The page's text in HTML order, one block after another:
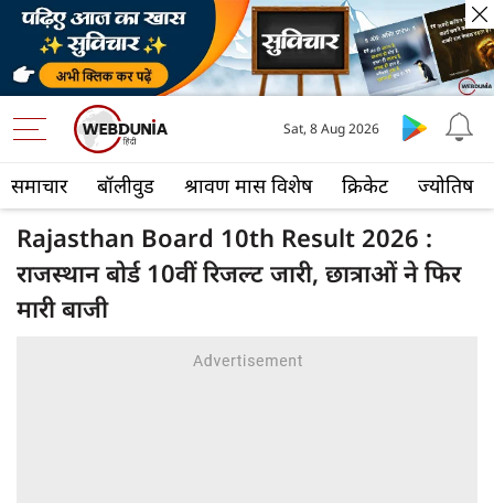
समाचार बॉलीवुड श्रावण मास विशेष क्रिकेट ज्योतिष
Sat, 8 Aug 2026
Rajasthan Board 10th Result 2026 :
राजस्थान बोर्ड 10वीं रिजल्ट जारी, छात्राओं ने फिर
मारी बाजी